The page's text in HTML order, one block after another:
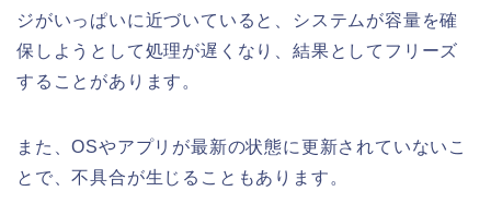
ジがいっぱいに近づいていると、システムが容量を確
保しようとして処理が遅くなり、結果としてフリーズ
することがあります。
また、OSやアプリが最新の状態に更新されていないこ
とで、不具合が生じることもあります。